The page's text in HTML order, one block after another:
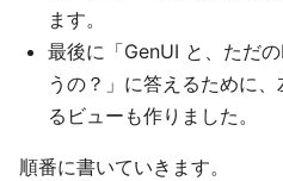
ます。
最後に「GenUI と、ただ
うの？」に答えるために
るビューも作りました。
順番に書いていきます。